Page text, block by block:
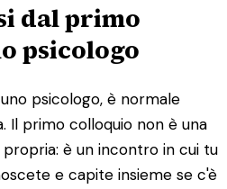
dal primo
psicologo
psicologo, è normale
Il primo colloquio non è una
è un incontro in cui tu
e capite insieme se c'è